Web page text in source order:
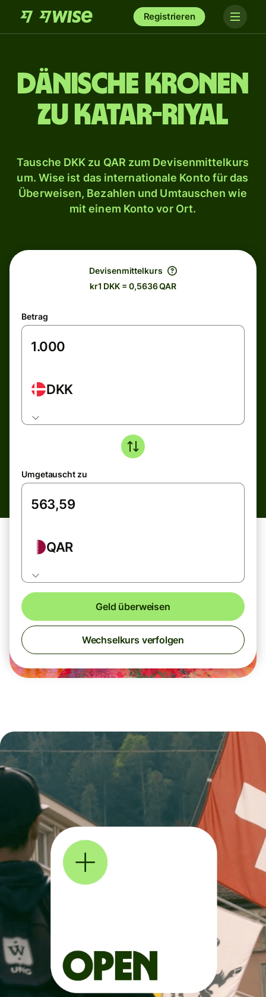
Registrieren
Dänische Kronen
zu Katar-Riyal
Tausche DKK zu QAR zum Devisenmittelkurs
um. Wise ist das internationale Konto für das
Überweisen, Bezahlen und Umtauschen wie
mit einem Konto vor Ort.
Devisenmittelkurs
kr1 DKK = 0,5636 QAR
Betrag
DKK
Umgetauscht zu
QAR
Geld überweisen
Wechselkurs verfolgen